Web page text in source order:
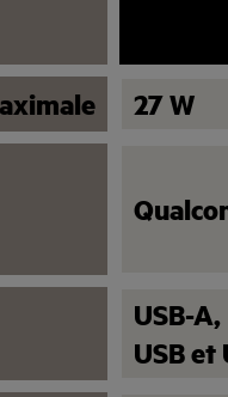
27 W
USB-
USB et